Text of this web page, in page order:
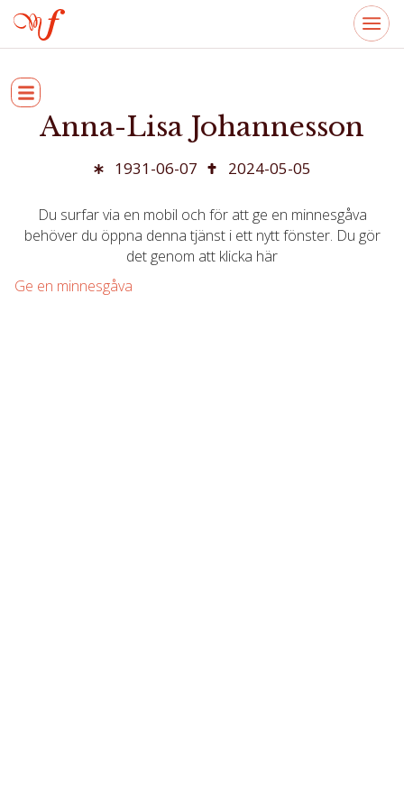
Anna-Lisa Johannesson
1931-06-07 2024-05-05
Du surfar via en mobil och för att ge en minnesgåva
behöver du öppna denna tjänst i ett nytt fönster. Du gör
det genom att klicka här
Ge en minnesgåva